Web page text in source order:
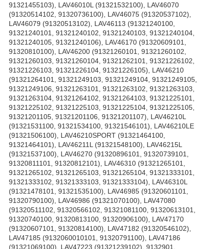
91321455103), LAV46010L (91321532100), LAV46070
(91320514102, 91320736100), LAV46075 (91320537102),
LAV46079 (91320513102), LAV46113 (91321240100,
91321240101, 91321240102, 91321240103, 91321240104,
91321240105, 91321240106), LAV46170 (91320609101,
91320810100), LAV46200 (91321260101, 91321260102,
91321260103, 91321260104, 91321262101, 91321226102,
91321226103, 91321226104, 91321226105), LAV46210
(91321264101, 91321249103, 91321249104, 91321249105,
91321249106, 91321263101, 91321263102, 91321263103,
91321263104, 91321264102, 91321264103, 91321225101,
91321225102, 91321225103, 91321225104, 91321225105,
91321201105, 91321201106, 91321201107), LAV46210L
(91321531100, 91321534100, 91321546101), LAV46210LE
(91321506100), LAV46210SPORT (91321464100,
91321464101), LAV46211L (91321548100), LAV46215L
(91321537100), LAV46270 (91320896101, 91320739101,
91320811101, 91320812101), LAV46310 (91321265101,
91321265102, 91321265103, 91321265104, 91321333101,
91321333102, 91321333103, 91321333104), LAV46310L
(91321478101, 91321535100), LAV46985 (91320601101,
91320790100), LAV46986 (91321070100), LAV47080
(91320511102, 91320566102, 91321081100, 91320613101,
91320740100, 91320813100, 91320906100), LAV47170
(91320607101, 91320814100), LAV47182 (91320546102),
LAV47185 (9132060010101, 91320791100), LAV47186
(91321069100), LAV47223 (91321239102), 9132901,